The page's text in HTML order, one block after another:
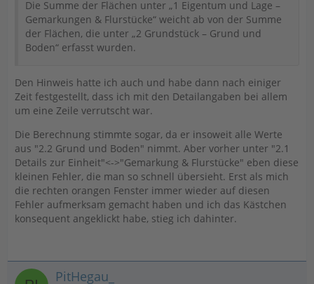
Die Summe der Flächen unter „1 Eigentum und Lage –
Gemarkungen & Flurstücke“ weicht ab von der Summe
der Flächen, die unter „2 Grundstück – Grund und
Boden“ erfasst wurden.
Den Hinweis hatte ich auch und habe dann nach einiger
Zeit festgestellt, dass ich mit den Detailangaben bei allem
um eine Zeile verrutscht war.
Die Berechnung stimmte sogar, da er insoweit alle Werte
aus "2.2 Grund und Boden" nimmt. Aber vorher unter "2.1
Details zur Einheit"<->"Gemarkung & Flurstücke" eben diese
kleinen Fehler, die man so schnell übersieht. Erst als mich
die rechten orangen Fenster immer wieder auf diesen
Fehler aufmerksam gemacht haben und ich das Kästchen
konsequent angeklickt habe, stieg ich dahinter.
PitHegau_